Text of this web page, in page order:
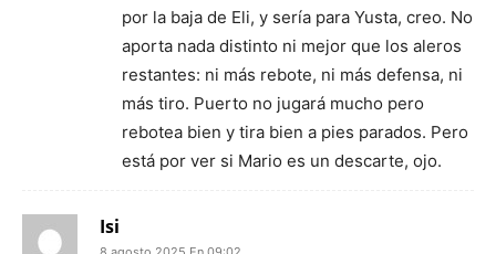
por la baja de Eli, y sería para Yusta, creo. No
aporta nada distinto ni mejor que los aleros
restantes: ni más rebote, ni más defensa, ni
más tiro. Puerto no jugará mucho pero
rebotea bien y tira bien a pies parados. Pero
está por ver si Mario es un descarte, ojo.
Isi